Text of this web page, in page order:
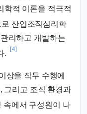
학적 이론을 적극적
산업조직심리학
리하고 개발하는
.
[4]
상을 직무 수행에
그리고 조직 환경과
속에서 구성원이 나